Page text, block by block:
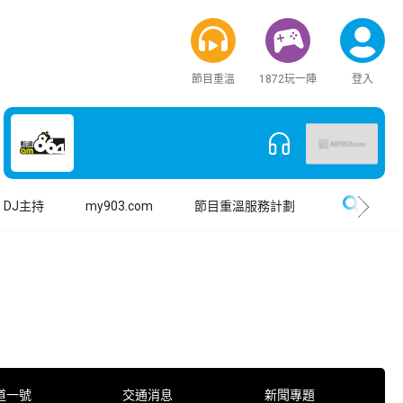
節目重溫 1872玩一陣 登入
DJ主持 my903.com 節目重溫服務計劃
一號 交通消息 新聞專題